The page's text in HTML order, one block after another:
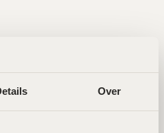
Over
Verslapping
in Amsterdam